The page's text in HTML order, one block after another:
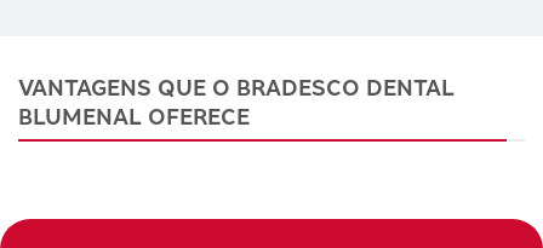
VANTAGENS QUE O BRADESCO DENTAL
BLUMENAL OFERECE